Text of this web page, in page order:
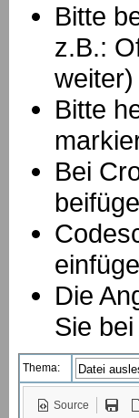
Bitte
z.B.:
weiter)
Bitte
Bei
Die
Sie
Thema:
Source